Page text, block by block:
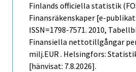
Finlands officiella statistik
Finansräkenskaper [e-
ISSN=1798-7571. 2010,
Finansiella nettotillgångar
milj.EUR . Helsingfors:
[hänvisat: 7.8.2026].